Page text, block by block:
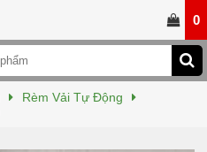
0
Rèm Vải Tự Động